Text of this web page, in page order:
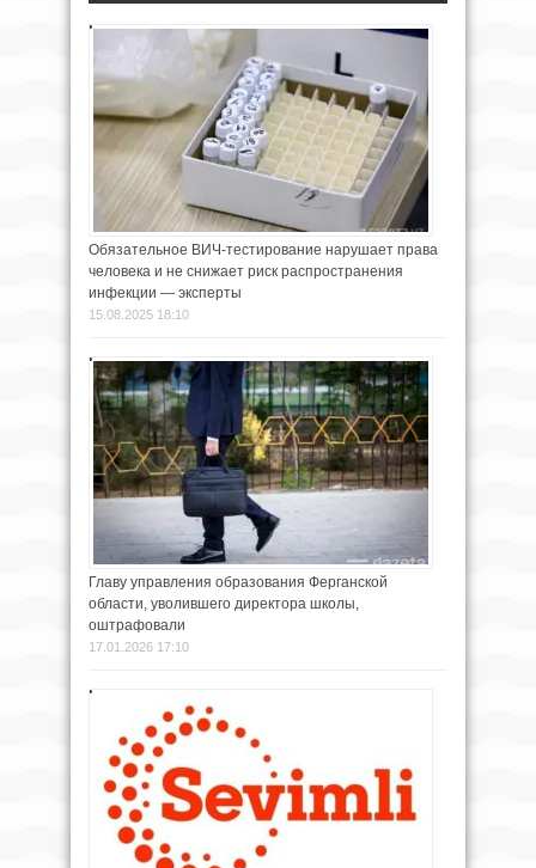
Обязательное ВИЧ-тестирование нарушает права
человека и не снижает риск распространения
инфекции — эксперты
15.08.2025 18:10
Главу управления образования Ферганской
области, уволившего директора школы,
оштрафовали
17.01.2026 17:10